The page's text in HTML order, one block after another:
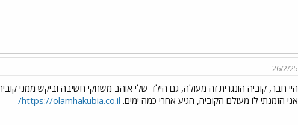
26/2/25
היי חבר, קוביה הונגרית זה מעולה, גם הילד שלי אוהב משחקי חשיבה וביקש ממני
אני הזמנתי לו מעולם הקוביה, הגיע אחרי כמה ימים. https://olamhakubia.co.il/